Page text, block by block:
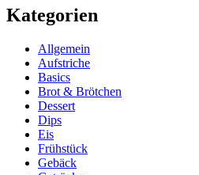
Kategorien
Allgemein
Aufstriche
Basics
Brot & Brötchen
Dessert
Dips
Eis
Frühstück
Gebäck